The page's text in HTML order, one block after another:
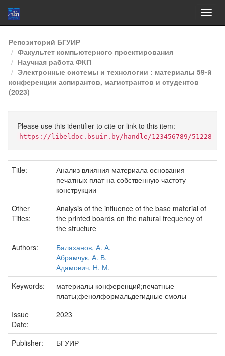
Skip
navigation
Репозиторий БГУИР
Факультет компьютерного проектирования
Научная работа ФКП
Электронные системы и технологии : материалы 59-й
конференции аспирантов, магистрантов и студентов
(2023)
Please use this identifier to cite or link to this item:
https://libeldoc.bsuir.by/handle/123456789/51228
Title:
Анализ влияния материала основания
печатных плат на собственную частоту
конструкции
Other
Titles:
Analysis of the influence of the base material of
the printed boards on the natural frequency of
the structure
Authors:
Балаханов, А. А.
Абрамчук, А. В.
Адамович, Н. М.
Keywords:
материалы конференций;печатные
платы;фенолформальдегидные смолы
Issue
Date:
2023
Publisher:
БГУИР